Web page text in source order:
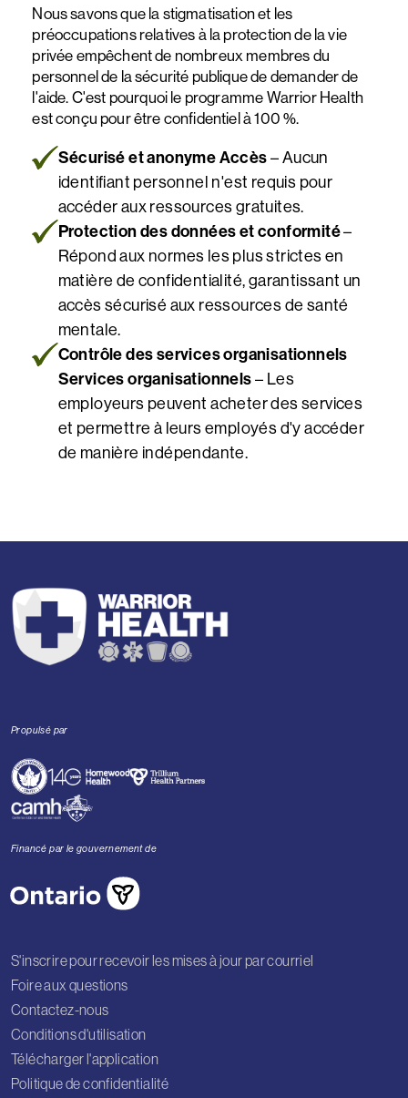
Nous savons que la stigmatisation et les
préoccupations relatives à la protection de la vie
privée empêchent de nombreux membres du
personnel de la sécurité publique de demander de
l'aide. C'est pourquoi le programme Warrior Health
est conçu pour être confidentiel à 100 %.
Sécurisé et anonyme Accès – Aucun
identifiant personnel n'est requis pour
accéder aux ressources gratuites.
Protection des données et conformité–
Répond aux normes les plus strictes en
matière de confidentialité, garantissant un
accès sécurisé aux ressources de santé
mentale.
Contrôle des services organisationnels
Services organisationnels – Les
employeurs peuvent acheter des services
et permettre à leurs employés d'y accéder
de manière indépendante.
Propulsé par
Financé par le gouvernement de
S'inscrire pour recevoir les mises à jour par courriel
Foire aux questions
Contactez-nous
Conditions d'utilisation
Télécharger l'application
Politique de confidentialité